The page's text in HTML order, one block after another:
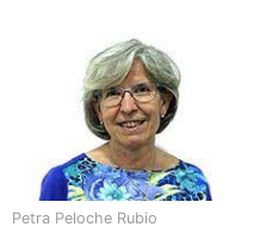
Petra Peloche Rubio